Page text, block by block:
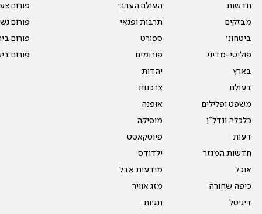
חדשות
מבזקים
ביטחוני
פוליטי-מדיני
בארץ
בעולם
משפט ופלילים
כלכלה ונדל"ן
דעות
חדשות המגזר
אוכל
כיפה שחורה
דיגיטל
העולם הערבי
תרבות ופנאי
ספורט
פורומים
יהדות
צרכנות
אופנה
מוסיקה
פיוטקאסט
ילדודס
מודעות אבל
מזג אוויר
תגיות
פורום
פורום
פורום
פורום